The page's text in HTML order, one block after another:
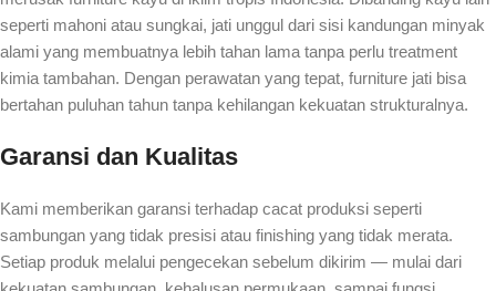
seperti mahoni atau sungkai, jati unggul dari sisi kandungan minyak
alami yang membuatnya lebih tahan lama tanpa perlu treatment
kimia tambahan. Dengan perawatan yang tepat, furniture jati bisa
bertahan puluhan tahun tanpa kehilangan kekuatan strukturalnya.
Garansi dan Kualitas
Kami memberikan garansi terhadap cacat produksi seperti
sambungan yang tidak presisi atau finishing yang tidak merata.
Setiap produk melalui pengecekan sebelum dikirim — mulai dari